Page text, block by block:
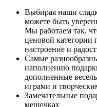
Выбирая наши
можете быть
Мы работаем так,
ценовой категории
настроение и
Самые
наполнению
дополненные
играми и
Замечательные
мешочках